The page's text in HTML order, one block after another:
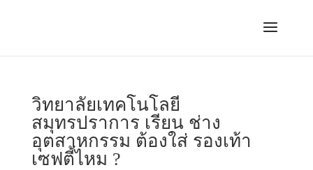
วิทยาลัยเทคโนโลยี
สมุทรปราการ เรียน ช่าง
อุตสาหกรรม ต้องใส่ รองเท้า
เซฟตี้ไหม ?